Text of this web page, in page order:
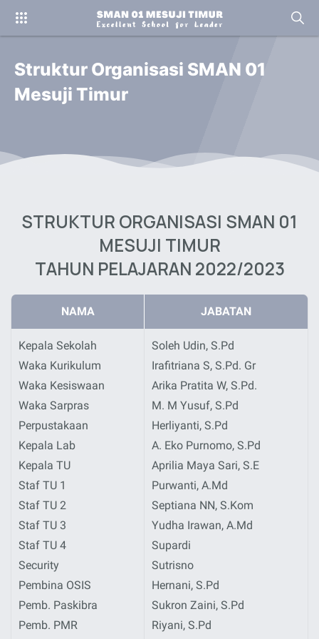
Struktur Organisasi SMAN 01
Mesuji Timur
STRUKTUR ORGANISASI SMAN 01
MESUJI TIMUR
TAHUN PELAJARAN 2022/2023
NAMA JABATAN
Kepala Sekolah
Waka Kurikulum
Waka Kesiswaan
Waka Sarpras
Perpustakaan
Kepala Lab
Kepala TU
Staf TU 1
Staf TU 2
Staf TU 3
Staf TU 4
Security
Pembina OSIS
Pemb. Paskibra
Pemb. PMR
Soleh Udin, S.Pd
Irafitriana S, S.Pd. Gr
Arika Pratita W, S.Pd.
M. M Yusuf, S.Pd
Herliyanti, S.Pd
A. Eko Purnomo, S.Pd
Aprilia Maya Sari, S.E
Purwanti, A.Md
Septiana NN, S.Kom
Yudha Irawan, A.Md
Supardi
Sutrisno
Hernani, S.Pd
Sukron Zaini, S.Pd
Riyani, S.Pd